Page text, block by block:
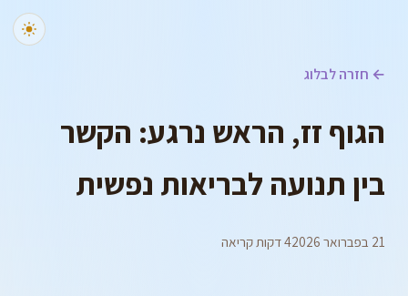
← חזרה לבלוג
הגוף זז, הראש נרגע: הקשר
בין תנועה לבריאות נפשית
21 בפברואר 2026 4 דקות קריאה